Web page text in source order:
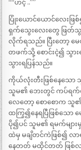
““ဟင့် ..””
ပြုံးယောင်ယောင်လေးဖ
ရှက်သွေးလေးတွေ ဖြတ်
လိုက်ရသည်။ ပြီးတော့
တဖက်သို့ စောင်းငဲ့၍ သွ
သွားရပြန်သည်။
ကိုယ်လုံးတီးဖြစ်နေသော
သူမ၏ ဘေးတွင် ကပ်ရက်
လေတော့ စောစောက သူ၏
ထကြွ၍နေရပြီဖြစ်သေ
ပို၍ပင် သူမ၏ ရမက်များ
ထဲမှ မချိတင်ကဲဖြစ်၍
နေတတ် မထိုင်တတ် ဖြစ်လာ